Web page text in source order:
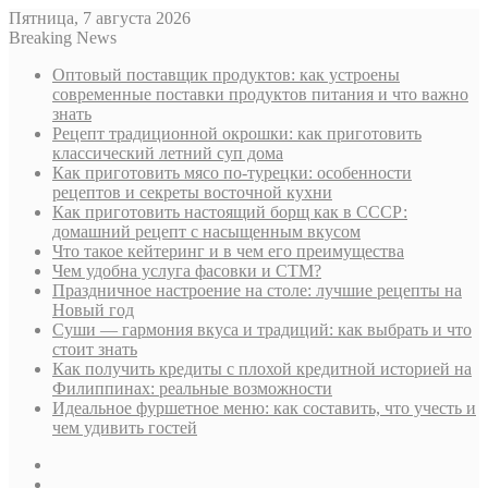
Пятница, 7 августа 2026
Breaking News
Оптовый поставщик продуктов: как устроены
современные поставки продуктов питания и что важно
знать
Рецепт традиционной окрошки: как приготовить
классический летний суп дома
Как приготовить мясо по-турецки: особенности
рецептов и секреты восточной кухни
Как приготовить настоящий борщ как в СССР:
домашний рецепт с насыщенным вкусом
Что такое кейтеринг и в чем его преимущества
Чем удобна услуга фасовки и СТМ?
Праздничное настроение на столе: лучшие рецепты на
Новый год
Суши — гармония вкуса и традиций: как выбрать и что
стоит знать
Как получить кредиты с плохой кредитной историей на
Филиппинах: реальные возможности
Идеальное фуршетное меню: как составить, что учесть и
чем удивить гостей